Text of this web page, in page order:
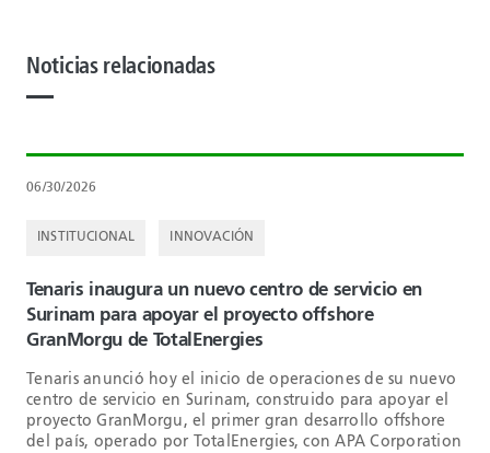
Noticias relacionadas
06/30/2026
INSTITUCIONAL INNOVACIÓN
Tenaris inaugura un nuevo centro de servicio en
Surinam para apoyar el proyecto offshore
GranMorgu de TotalEnergies
Tenaris anunció hoy el inicio de operaciones de su nuevo
centro de servicio en Surinam, construido para apoyar el
proyecto GranMorgu, el primer gran desarrollo offshore
del país, operado por TotalEnergies, con APA Corporation